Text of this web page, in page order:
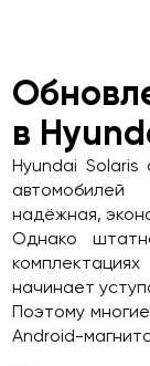
в
Hyundai
надёжная,
Однако
начинает
Поэтому
Android-